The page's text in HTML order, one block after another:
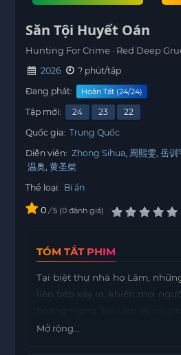
Săn Tội Huyết Oán
Hunting For Crime · Red Deep
2026
? phút/tập
Đang phát:
Hoàn Tất (24/24)
Tập mới: 24 23
22
Quốc gia: Trung Quốc
Diễn viên: Zhong Sihua 周熙雯 岳训
温奥 黄圣桀
Thể loại: Bí ẩn
0 / 5 0 đánh giá
TÓM TẮT PHIM
Tại biệt thự nhà họ Lâm,
liên tiếp xảy ra, khiến mọi
qua đời trong những hoàn
Mở rộng...